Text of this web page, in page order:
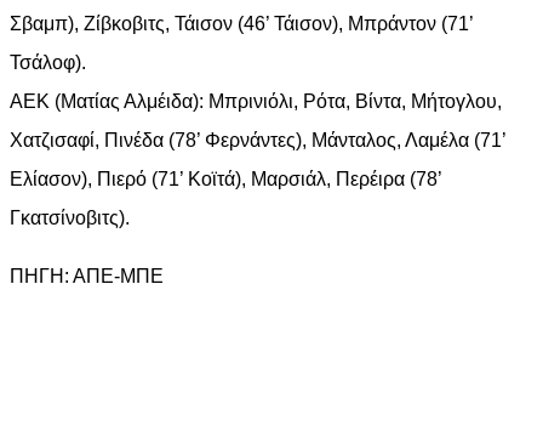
Σβαμπ), Ζίβκοβιτς, Τάισον (46’ Τάισον), Μπράντον (71’
Τσάλοφ).
ΑΕΚ (Ματίας Αλμέιδα): Μπρινιόλι, Ρότα, Βίντα, Μήτογλου,
Χατζισαφί, Πινέδα (78’ Φερνάντες), Μάνταλος, Λαμέλα (71’
Ελίασον), Πιερό (71’ Κοϊτά), Μαρσιάλ, Περέιρα (78’
Γκατσίνοβιτς).
ΠΗΓΗ: ΑΠΕ-ΜΠΕ